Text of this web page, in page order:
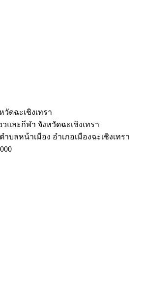
วัดฉะเชิงเทรา
และกีฬา จังหวัดฉะเชิงเทรา
บลหน้าเมือง อำเภอเมืองฉะเชิงเทรา